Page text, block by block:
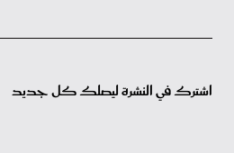
اشترك في النشرة ليصلك كل جديد